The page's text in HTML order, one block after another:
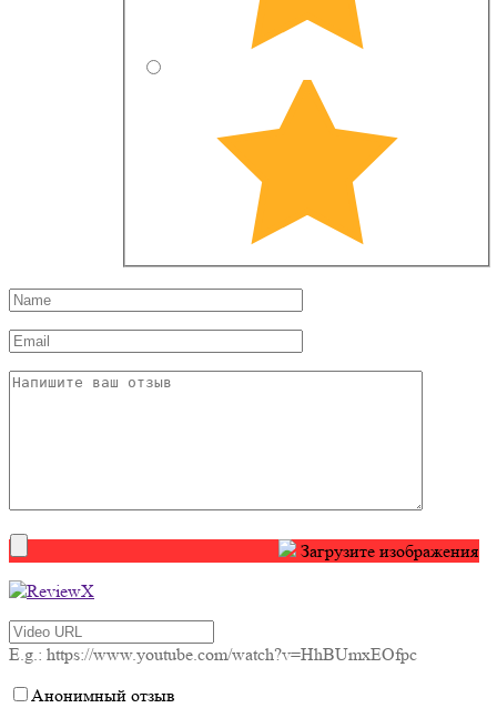
Загрузите изображения
E.g.: https://www.youtube.com/watch?v=HhBUmxEOfpc
Анонимный отзыв